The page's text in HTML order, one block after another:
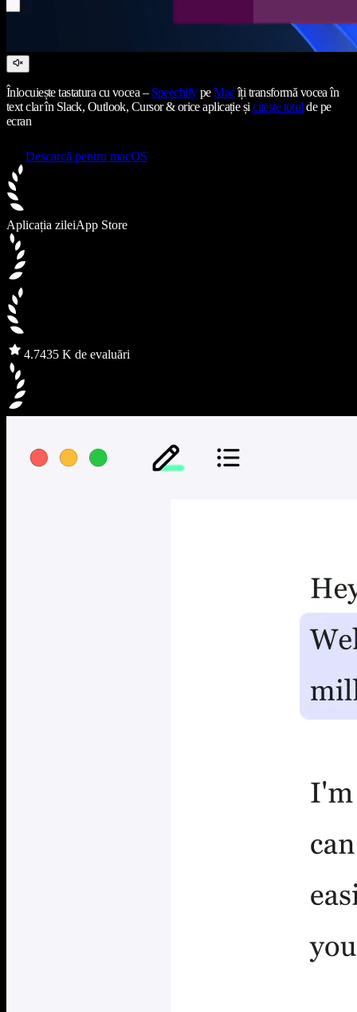
Înlocuiește tastatura cu vocea – SpeechifypeMacîți transformă vocea în
text clar în Slack, Outlook, Cursor & orice aplicație șicitește totul de pe
ecran
Descarcă pentru macOS
Aplicația zileiApp Store
4.7435 K de evaluări